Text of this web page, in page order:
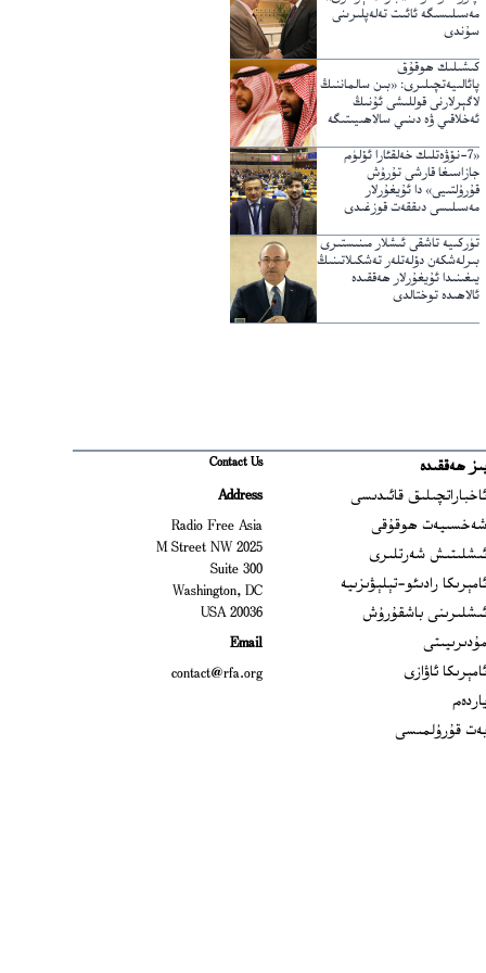
مەسىلىسىگە ئائىت تەلەپلىرىنى
سۇندى
كىشىلىك ھوقۇق
پائالىيەتچىلىرى: «بىن سالماننىڭ
لاگېرلارنى قوللىشى ئۇنىڭ
ئەخلاقىي ۋە دىنىي سالاھىيىتىگە
«7-نۆۋەتلىك خەلقئارا ئۆلۈم
جازاسىغا قارشى تۇرۇش
قۇرۇلتىيى» دا ئۇيغۇرلار
مەسىلىسى دىققەت قوزغىدى
تۈركىيە تاشقى ئىشلار مىنىستىرى
بىرلەشكەن دۆلەتلەر تەشكىلاتىنىڭ
يىغىنىدا ئۇيغۇرلار ھەققىدە
ئالاھىدە توختالدى
ھەققىدە
ئاخباراتچىلىق قائىدىسى
شەخسىيەت ھوقۇقى
ئىشلىتىش شەرتلىرى
ئامېرىكا رادىئو-تېلېۋىزىيە
ئىشلىرىنى باشقۇرۇش
مۇدىرىيىتى
ئامېرىكا ئاۋازى
ياردەم
بەت قۇرۇلمىسى
Contact Us
Address
Radio Free Asia
2025 M Street NW
Suite 300
Washington, DC
20036 USA
Email
contact@rfa.org